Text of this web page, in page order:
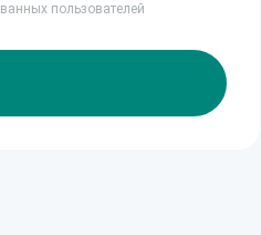
пользователей